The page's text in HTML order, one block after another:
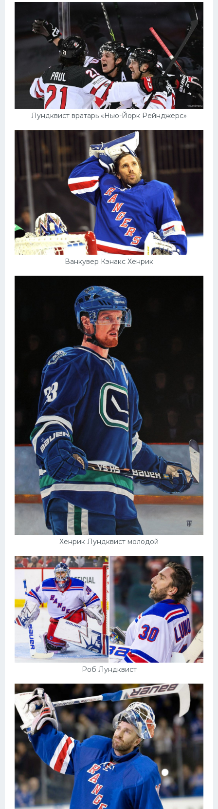
Лундквист вратарь «Нью-Йорк Рейнджерс»
Ванкувер Кэнакс Хенрик
Хенрик Лундквист молодой
Роб Лундквист